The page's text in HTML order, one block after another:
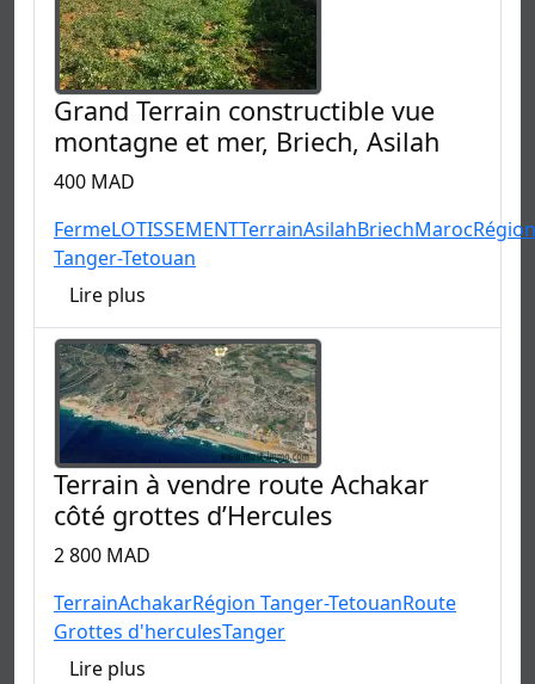
Grand Terrain constructible vue
montagne et mer, Briech, Asilah
400 MAD
FermeLOTISSEMENTTerrainAsilahBriechMarocRégion
Tanger-Tetouan
Lire plus
Terrain à vendre route Achakar
côté grottes d’Hercules
2 800 MAD
TerrainAchakarRégion Tanger-TetouanRoute
Grottes d'herculesTanger
Lire plus